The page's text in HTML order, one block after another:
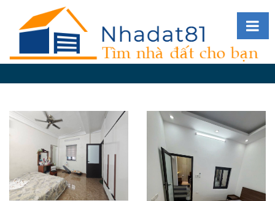
đàn
Giới
Tin
videos
Tìm